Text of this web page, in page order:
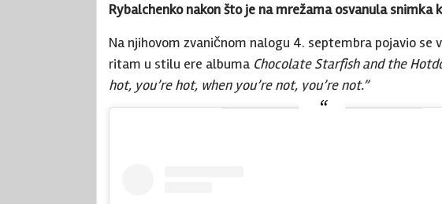
Rybalchenko nakon što je na mrežama osvanula snimka
Na njihovom zvaničnom nalogu 4. septembra pojavio se
ritam u stilu ere albuma Chocolate Starfish and the
hot, you’re hot, when you’re not, you’re not.”